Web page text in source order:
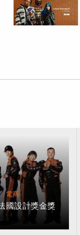
電商
國設計獎金獎